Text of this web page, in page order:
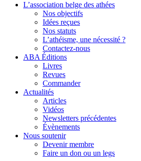
L’association belge des athées
Nos objectifs
Idées reçues
Nos statuts
L’athéisme, une nécessité ?
Contactez-nous
ABA Éditions
Livres
Revues
Commander
Actualités
Articles
Vidéos
Newsletters précédentes
Évènements
Nous soutenir
Devenir membre
Faire un don ou un legs